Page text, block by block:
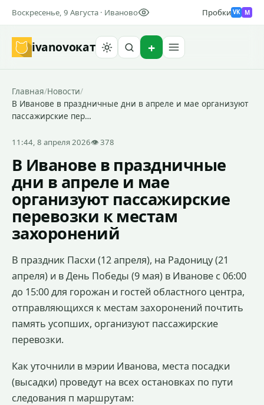
Воскресенье, 9 Августа · Иваново Пробки VK M
ivanovoкат
Главная/Новости/
В Иванове в праздничные дни в апреле и мае организуют
пассажирские пер…
11:44, 8 апреля 2026👁 378
В Иванове в праздничные
дни в апреле и мае
организуют пассажирские
перевозки к местам
захоронений
В праздник Пасхи (12 апреля), на Радоницу (21
апреля) и в День Победы (9 мая) в Иванове с 06:00
до 15:00 для горожан и гостей областного центра,
отправляющихся к местам захоронений почтить
память усопших, организуют пассажирские
перевозки.
Как уточнили в мэрии Иванова, места посадки
(высадки) проведут на всех остановках по пути
следования п маршрутам: